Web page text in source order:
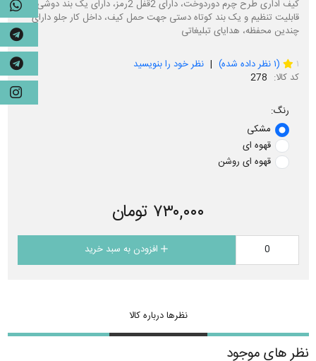
کیف اداری طرح چرم دوردوخت، دارای 2قفل 2رمز، دارای یک بند دوشی با
قابلیت تنظیم و یک بند کوتاه دستی جهت حمل کیف، داخل کار جلو دارای
چندین محفظه، هدایای تبلیغاتی
۱ (۱نظر داده شده) 1 نظر خود را بنویسید
کد کالا: 278
رنگ:
مشکی
قهوه ای
قهوه ای روشن
۷۳۰,۰۰۰ تومان
افزودن به سبد خرید
نظرها درباره کالا
نظر های موجود